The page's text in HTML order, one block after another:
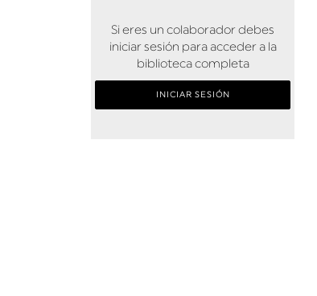
Si eres un colaborador debes
iniciar sesión para acceder a la
biblioteca completa
INICIAR SESIÓN